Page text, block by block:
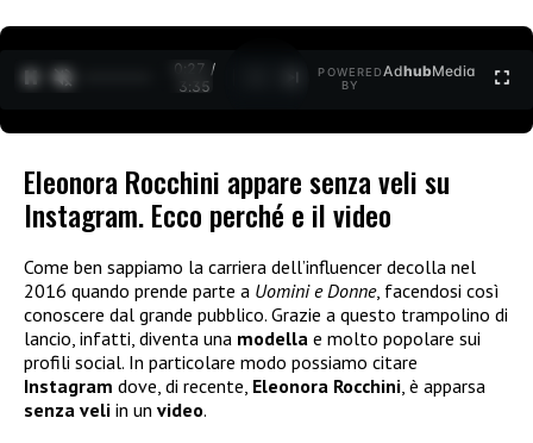
0:27 /
3:35
POWERED
BY
AdhubMedia
Eleonora Rocchini appare senza veli su
Instagram. Ecco perché e il video
Come ben sappiamo la carriera dell’influencer decolla nel
2016 quando prende parte a Uomini e Donne, facendosi così
conoscere dal grande pubblico. Grazie a questo trampolino di
lancio, infatti, diventa una modella e molto popolare sui
profili social. In particolare modo possiamo citare
Instagram dove, di recente, Eleonora Rocchini, è apparsa
senza veli in un video.